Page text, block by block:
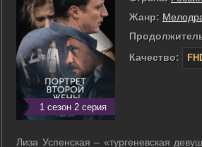
1 сезон 2 серия
Жанр:
Качество:
Лиза Успенская – «тургеневская